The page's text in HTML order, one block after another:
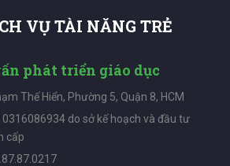
VỤ TÀI NĂNG TRẺ
phát triển giáo dục
Thế Hiển, Phường 5, Quận 8, HCM
0316086934 do sở kế hoạch và đầu tư
cấp